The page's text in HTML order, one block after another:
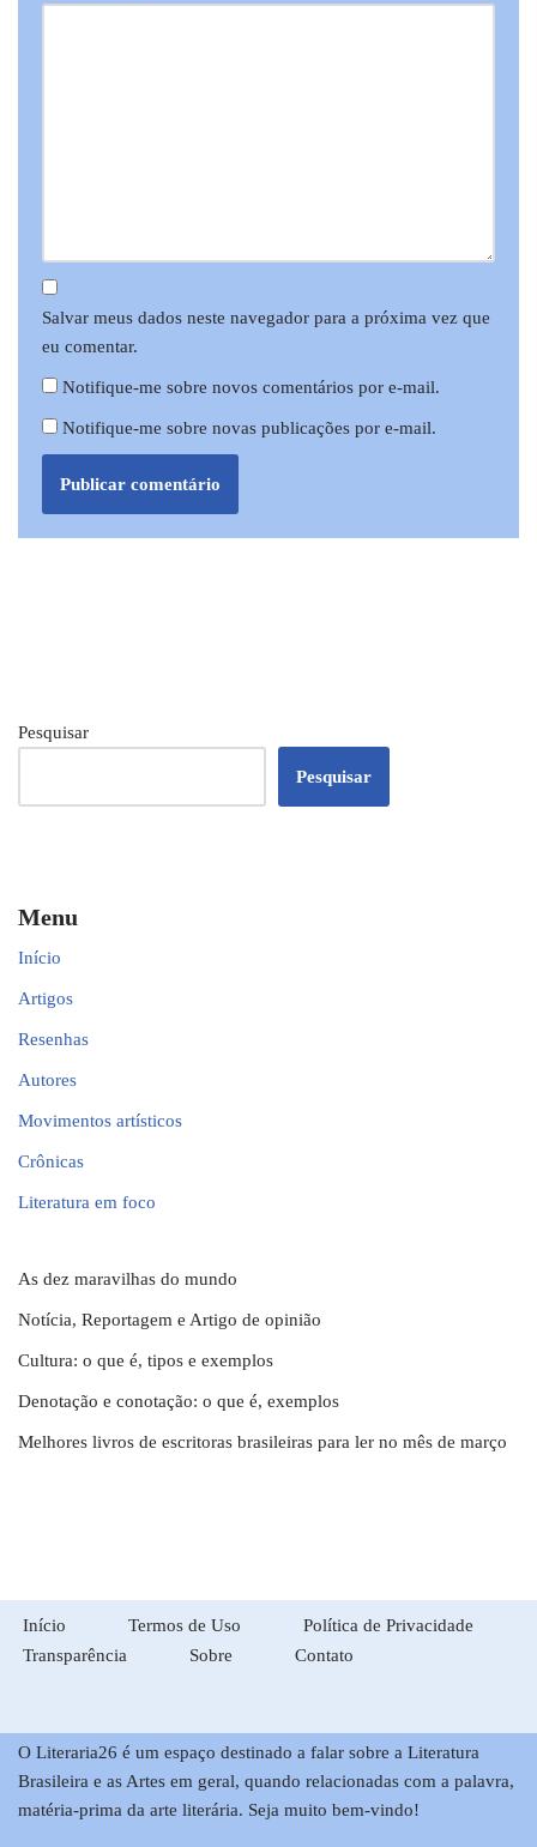
Salvar meus dados neste navegador para a próxima vez que
eu comentar.
Notifique-me sobre novos comentários por e-mail.
Notifique-me sobre novas publicações por e-mail.
Pesquisar
Pesquisar
Menu
Início
Artigos
Resenhas
Autores
Movimentos artísticos
Crônicas
Literatura em foco
As dez maravilhas do mundo
Notícia, Reportagem e Artigo de opinião
Cultura: o que é, tipos e exemplos
Denotação e conotação: o que é, exemplos
Melhores livros de escritoras brasileiras para ler no mês de março
Início Termos de Uso
Política de Privacidade
Transparência
Sobre Contato
O Literaria26 é um espaço destinado a falar sobre a Literatura
Brasileira e as Artes em geral, quando relacionadas com a palavra,
matéria-prima da arte literária. Seja muito bem-vindo!